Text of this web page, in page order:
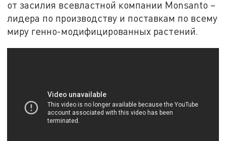
от засилия всевластной компании Monsanto –
лидера по производству и поставкам по всему
миру генно-модифицированных растений.